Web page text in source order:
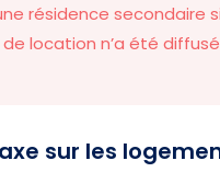
résidence secondaire
location n’a été
sur les